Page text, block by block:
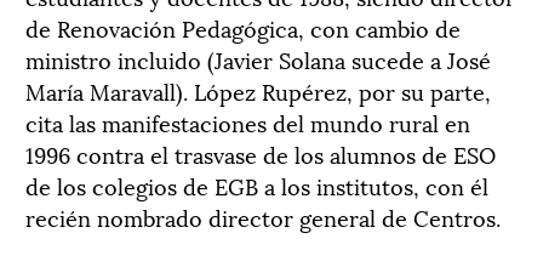
de Renovación Pedagógica, con cambio de
ministro incluido (Javier Solana sucede a José
María Maravall). López Rupérez, por su parte,
cita las manifestaciones del mundo rural en
1996 contra el trasvase de los alumnos de ESO
de los colegios de EGB a los institutos, con él
recién nombrado director general de Centros.